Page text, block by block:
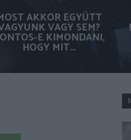
AKKOR EGYÜTT
VAGY SEM?
E KIMONDANI,
HOGY MIT...